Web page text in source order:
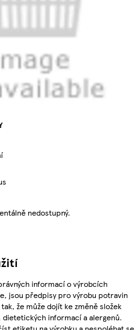
nedostupný.
informací o výrobcích
jsou předpisy pro výrobu potravin
že může dojít ke změně složek
informací a alergenů.